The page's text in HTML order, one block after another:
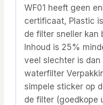
WF01 heeft geen
certificaat, Plastic
de filter sneller kan
Inhoud is 25%
veel slechter is dan
waterfilter
simpele sticker op
de filter (goedkope